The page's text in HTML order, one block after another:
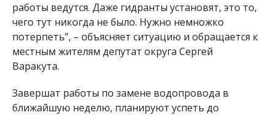
работы ведутся. Даже гидранты установят, это то,
чего тут никогда не было. Нужно немножко
потерпеть”, – объясняет ситуацию и обращается к
местным жителям депутат округа Сергей
Варакута.
Завершат работы по замене водопровода в
ближайшую неделю, планируют успеть до